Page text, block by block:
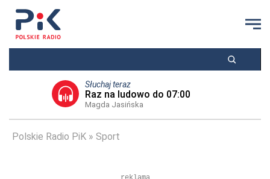
Słuchaj teraz
Raz na ludowo do 07:00
Magda Jasińska
Polskie Radio PiK Sport